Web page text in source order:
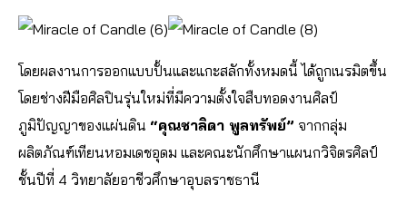
โดยผลงานการออกแบบปั้นและแกะสลักทั้งหมดนี้ ได้ถูกเนรมิตขึ้น
โดยช่างฝีมือศิลปินรุ่นใหม่ที่มีความตั้งใจสืบทอดงานศิลป์
ภูมิปัญญาของแผ่นดิน “คุณชาลิดา พูลทรัพย์” จากกลุ่ม
ผลิตภัณฑ์เทียนหอมเดชอุดม และคณะนักศึกษาแผนกวิจิตรศิลป์
ชั้นปีที่ 4 วิทยาลัยอาชีวศึกษาอุบลราชธานี